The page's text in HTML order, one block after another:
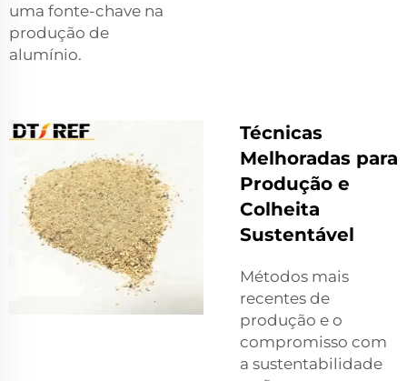
uma fonte-chave na
produção de
alumínio.
Técnicas
Melhoradas para
Produção e
Colheita
Sustentável
Métodos mais
recentes de
produção e o
compromisso com
a sustentabilidade